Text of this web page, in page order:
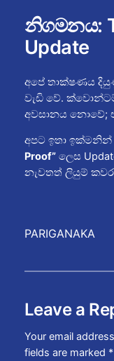
නිගමනය:
Update
අපේ තාක්ෂණය
වැඩි වේ.
අවසානය නොවේ;
අපට ඉතා
Proof”ලෙස
නැවතත් ලියුම්
PARIGANAKA
Leave a
Your email
fields are marked *